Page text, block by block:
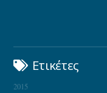
Ετικέτες
2015